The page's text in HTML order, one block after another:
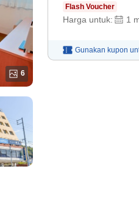
6
Flash Voucher
Harga untuk: 1
Gunakan kupon